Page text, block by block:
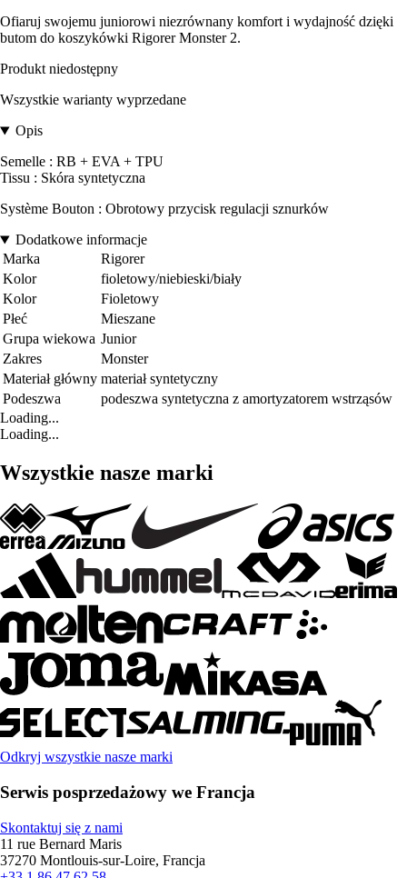
Ofiaruj swojemu juniorowi niezrównany komfort i wydajność dzięki
butom do koszykówki Rigorer Monster 2.
Produkt niedostępny
Wszystkie warianty wyprzedane
Opis
Semelle : RB + EVA + TPU
Tissu : Skóra syntetyczna
Système Bouton : Obrotowy przycisk regulacji sznurków
Dodatkowe informacje
Marka
Rigorer
Kolor
fioletowy/niebieski/biały
Kolor
Fioletowy
Płeć
Mieszane
Grupa wiekowa Junior
Zakres
Monster
Materiał główny materiał syntetyczny
Podeszwa
podeszwa syntetyczna z amortyzatorem wstrząsów
Loading...
Loading...
Wszystkie nasze marki
Odkryj wszystkie nasze marki
Serwis posprzedażowy we Francja
Skontaktuj się z nami
11 rue Bernard Maris
37270 Montlouis-sur-Loire, Francja